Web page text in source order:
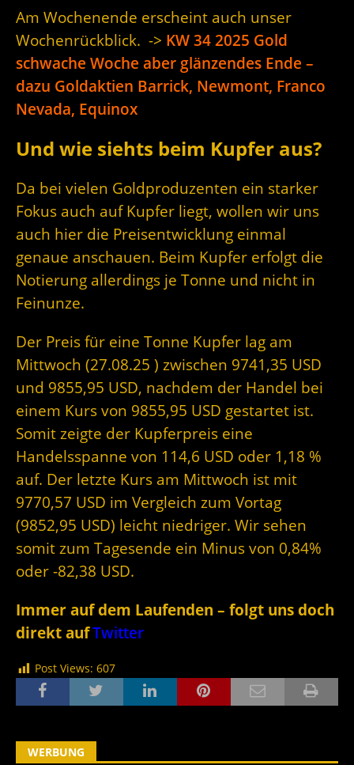
Am Wochenende erscheint auch unser
Wochenrückblick. -> KW 34 2025 Gold
schwache Woche aber glänzendes Ende –
dazu Goldaktien Barrick, Newmont, Franco
Nevada, Equinox
Und wie siehts beim Kupfer aus?
Da bei vielen Goldproduzenten ein starker
Fokus auch auf Kupfer liegt, wollen wir uns
auch hier die Preisentwicklung einmal
genaue anschauen. Beim Kupfer erfolgt die
Notierung allerdings je Tonne und nicht in
Feinunze.
Der Preis für eine Tonne Kupfer lag am
Mittwoch (27.08.25 ) zwischen 9741,35 USD
und 9855,95 USD, nachdem der Handel bei
einem Kurs von 9855,95 USD gestartet ist.
Somit zeigte der Kupferpreis eine
Handelsspanne von 114,6 USD oder 1,18 %
auf. Der letzte Kurs am Mittwoch ist mit
9770,57 USD im Vergleich zum Vortag
(9852,95 USD) leicht niedriger. Wir sehen
somit zum Tagesende ein Minus von 0,84%
oder -82,38 USD.
Immer auf dem Laufenden – folgt uns doch
direkt aufTwitter
Post Views: 607
WERBUNG